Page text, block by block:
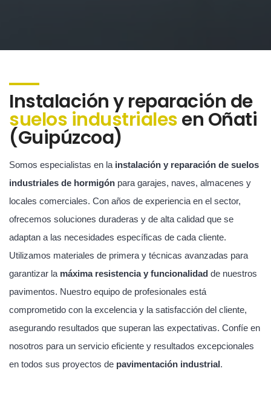
Instalación y reparación de
suelos industrialesen Oñati
(Guipúzcoa)
Somos especialistas en la instalación y reparación de suelos
industriales de hormigón para garajes, naves, almacenes y
locales comerciales. Con años de experiencia en el sector,
ofrecemos soluciones duraderas y de alta calidad que se
adaptan a las necesidades específicas de cada cliente.
Utilizamos materiales de primera y técnicas avanzadas para
garantizar la máxima resistencia y funcionalidad de nuestros
pavimentos. Nuestro equipo de profesionales está
comprometido con la excelencia y la satisfacción del cliente,
asegurando resultados que superan las expectativas. Confíe en
nosotros para un servicio eficiente y resultados excepcionales
en todos sus proyectos de pavimentación industrial.